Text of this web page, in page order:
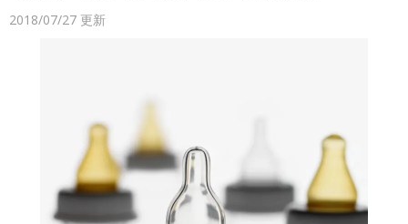
2018/07/27 更新